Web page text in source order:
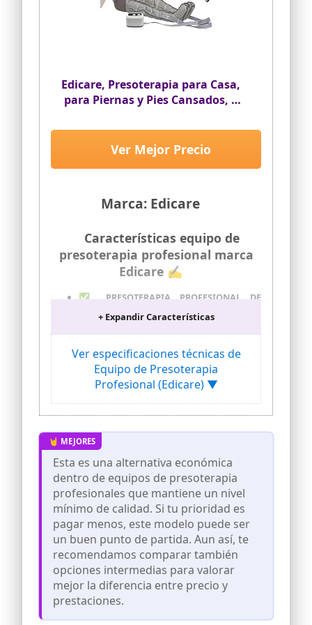
Edicare, Presoterapia para Casa,
para Piernas y Pies Cansados, 6
Circulación, Drenaje Linfático,
Fácil Uso, Eficacia Profesional
(Dispositivo, Perneras, Faja y
Marca: Edicare
Ver Mejor Precio
Características equipo de
presoterapia profesional marca
Edicare ✍
✅ PRESOTERAPIA PROFESIONAL DE
presoterapia Edicare esta ideada para
combatir todos los problemas de
circulación sanguinea, celulitis, varices,
pesadez y cansancio. Este aparato
incluye 2 perneras, 1 faja y 1 manga para
brazos. Favorece y Mejora el Sistema
Linfatico 100 % Comprobado.
BELLEZA: la presoterapia es un
tratamiento terapéutico corporal
indicado para lograr un drenaje linfático
en personas que presentan problemas
médicos y estéticos, como alteraciones
en el sistema circulatorio, piernas
cansadas, arañitas vasculares, varices,
edemas, retención de líquidos, celulitis y
acumulaciones de grasa.
✅ DEFINE, RECUPERA ENERGÍA EN LAS
PIERNAS Y COMBATE LA CELULITIS:
especialmente recomendada para el
tratamiento de la celulitis, es una
la máquina de presoterapia edicare
+ Expandir Características
Ver especificaciones técnicas de
Equipo de Presoterapia
Profesional (Edicare) ▼
Esta es una alternativa económica
dentro de equipos de presoterapia
profesionales que mantiene un nivel
mínimo de calidad. Si tu prioridad es
pagar menos, este modelo puede ser
un buen punto de partida. Aun así, te
recomendamos comparar también
opciones intermedias para valorar
mejor la diferencia entre precio y
prestaciones.